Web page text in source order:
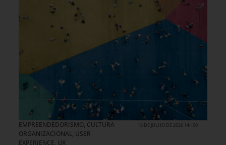
EMPREENDEDORISMO, CULTURA
ORGANIZACIONAL, USER
EXPERIENCE, UX
18 DE JULHO DE 2026 14H00